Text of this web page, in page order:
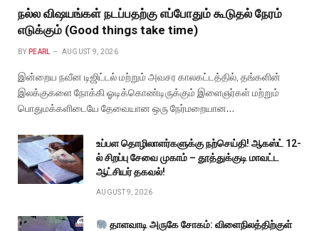
நல்ல விஷயங்கள் நடப்பதற்கு எப்போதும் கூடுதல் நேரம்
எடுக்கும் (Good things take time)
BY PEARL AUGUST 9, 2026
இன்றைய நவீன டிஜிட்டல் மற்றும் அவசர காலகட்டத்தில், தங்களின்
இலக்குகளை நோக்கி ஓடிக்கொண்டிருக்கும் இளைஞர்கள் மற்றும்
பொதுமக்களிடையே தேவையான ஒரு நேர்மறையான…
உப்பள தொழிலாளர்களுக்கு நற்செய்தி! ஆகஸ்ட் 12-
ல் சிறப்பு சேவை முகாம் – தூத்துக்குடி மாவட்ட
ஆட்சியர் தகவல்!
AUGUST 9, 2026
தாளவாடி அருகே சோகம்: விளைநிலத்திற்குள்